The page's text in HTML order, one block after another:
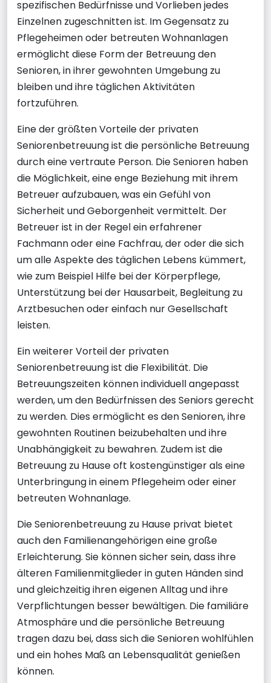
spezifischen Bedürfnisse und Vorlieben jedes
Einzelnen zugeschnitten ist. Im Gegensatz zu
Pflegeheimen oder betreuten Wohnanlagen
ermöglicht diese Form der Betreuung den
Senioren, in ihrer gewohnten Umgebung zu
bleiben und ihre täglichen Aktivitäten
fortzuführen.
Eine der größten Vorteile der privaten
Seniorenbetreuung ist die persönliche Betreuung
durch eine vertraute Person. Die Senioren haben
die Möglichkeit, eine enge Beziehung mit ihrem
Betreuer aufzubauen, was ein Gefühl von
Sicherheit und Geborgenheit vermittelt. Der
Betreuer ist in der Regel ein erfahrener
Fachmann oder eine Fachfrau, der oder die sich
um alle Aspekte des täglichen Lebens kümmert,
wie zum Beispiel Hilfe bei der Körperpflege,
Unterstützung bei der Hausarbeit, Begleitung zu
Arztbesuchen oder einfach nur Gesellschaft
leisten.
Ein weiterer Vorteil der privaten
Seniorenbetreuung ist die Flexibilität. Die
Betreuungszeiten können individuell angepasst
werden, um den Bedürfnissen des Seniors gerecht
zu werden. Dies ermöglicht es den Senioren, ihre
gewohnten Routinen beizubehalten und ihre
Unabhängigkeit zu bewahren. Zudem ist die
Betreuung zu Hause oft kostengünstiger als eine
Unterbringung in einem Pflegeheim oder einer
betreuten Wohnanlage.
Die Seniorenbetreuung zu Hause privat bietet
auch den Familienangehörigen eine große
Erleichterung. Sie können sicher sein, dass ihre
älteren Familienmitglieder in guten Händen sind
und gleichzeitig ihren eigenen Alltag und ihre
Verpflichtungen besser bewältigen. Die familiäre
Atmosphäre und die persönliche Betreuung
tragen dazu bei, dass sich die Senioren wohlfühlen
und ein hohes Maß an Lebensqualität genießen
können.